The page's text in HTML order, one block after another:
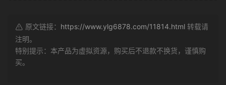
原文链接： https://www.ylg6878.com/11814.html 转载请
注明。
特别提示：本产品为虚拟资源，购买后不退款不换货，谨慎购
买。